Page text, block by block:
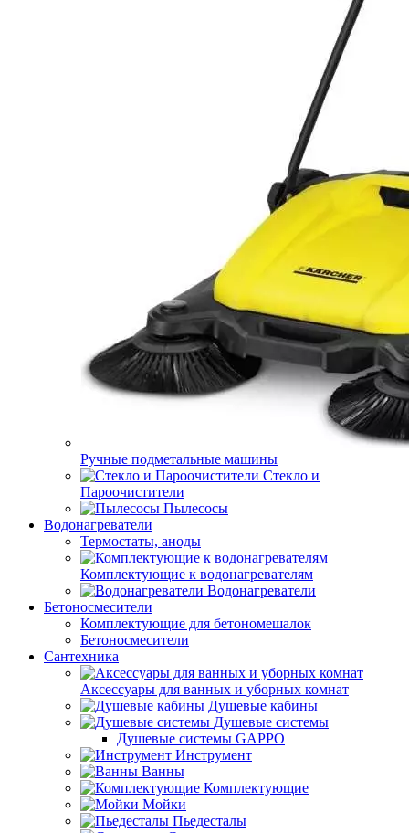
Ручные подметальные машины
Стекло и
Пароочистители
Пылесосы
Водонагреватели
Термостаты, аноды
Комплектующие к водонагревателям
Водонагреватели
Бетоносмесители
Комплектующие для бетономешалок
Бетоносмесители
Сантехника
Аксессуары для ванных и уборных комнат
Душевые кабины
Душевые системы
Душевые системы GAPPO
Инструмент
Ванны
Комплектующие
Мойки
Пьедесталы